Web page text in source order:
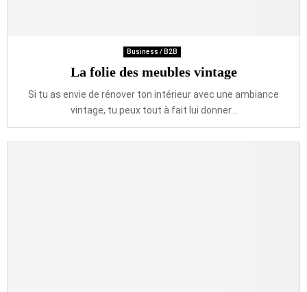
Business / B2B
La folie des meubles vintage
Si tu as envie de rénover ton intérieur avec une ambiance
vintage, tu peux tout à fait lui donner...